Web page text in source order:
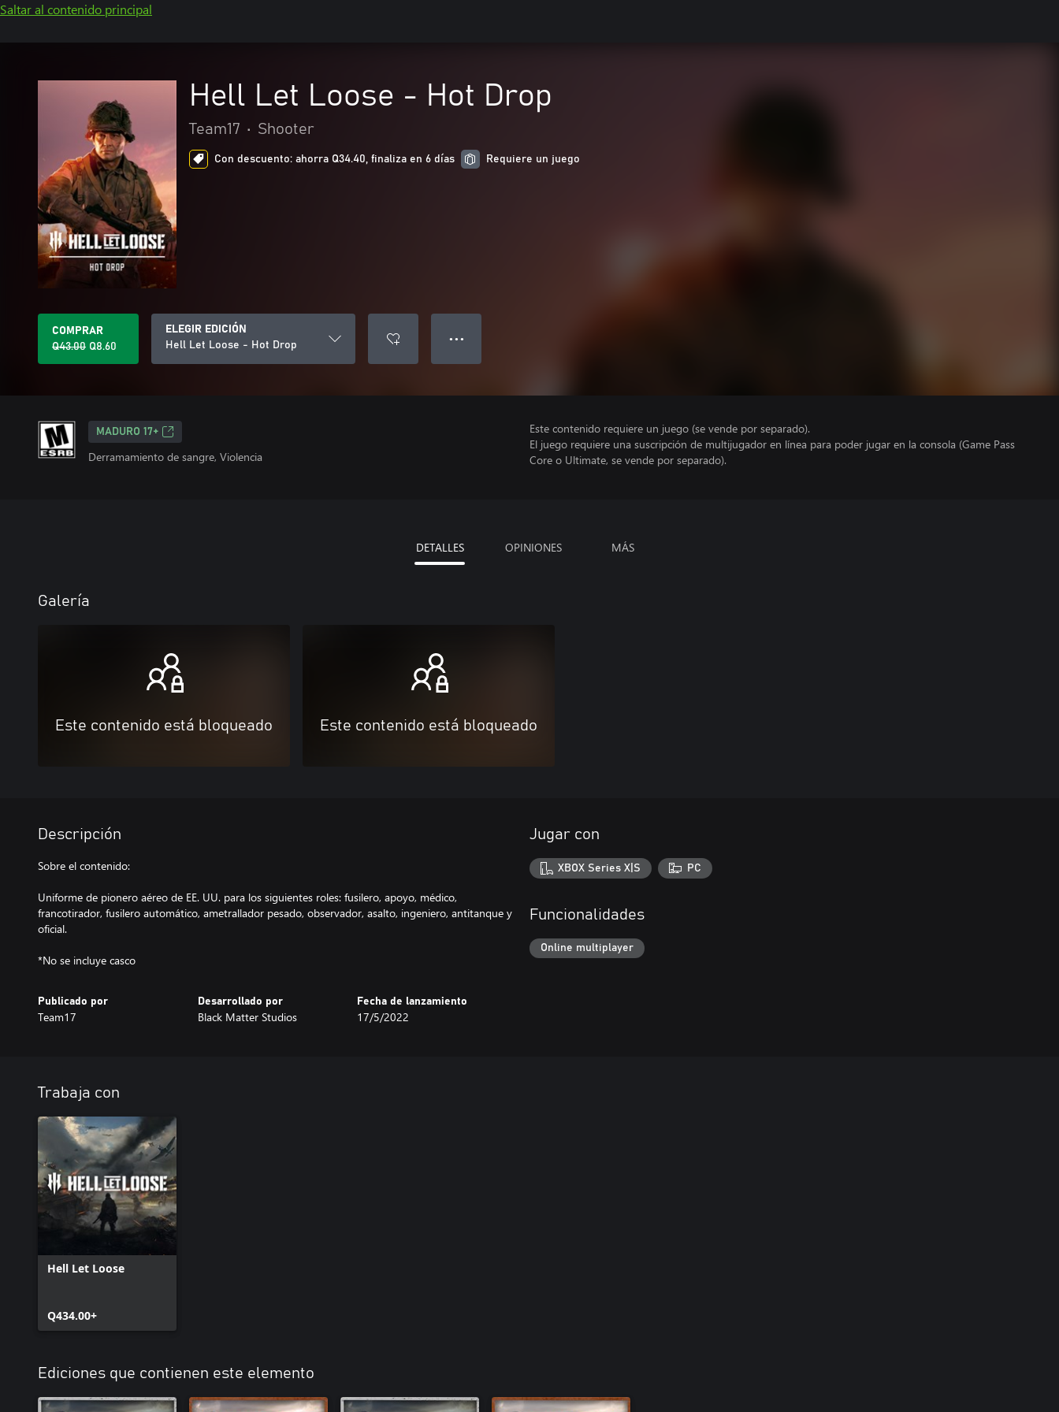
Saltar al contenido principal
Hell Let Loose - Hot Drop
Team17 • Shooter
Con descuento: ahorra Q34.40, finaliza en 6 días Requiere un juego
COMPRAR
Q43.00 Q8.60
ELEGIR EDICIÓN
Hell Let Loose - Hot Drop
● ● ●
MADURO 17+
Derramamiento de sangre, Violencia
Este contenido requiere un juego (se vende por separado).
El juego requiere una suscripción de multijugador en línea para poder jugar en la consola (Game Pass
Core o Ultimate, se vende por separado).
DETALLES OPINIONES MÁS
Galería
Este contenido está bloqueado Este contenido está bloqueado
Descripción
Sobre el contenido:
Uniforme de pionero aéreo de EE. UU. para los siguientes roles: fusilero, apoyo, médico,
francotirador, fusilero automático, ametrallador pesado, observador, asalto, ingeniero, antitanque y
oficial.
*No se incluye casco
Publicado por
Team17
Desarrollado por
Black Matter Studios
Fecha de lanzamiento
17/5/2022
Jugar con
XBOX Series X|S PC
Funcionalidades
Online multiplayer
Trabaja con
Hell Let Loose
Q434.00+
Ediciones que contienen este elemento